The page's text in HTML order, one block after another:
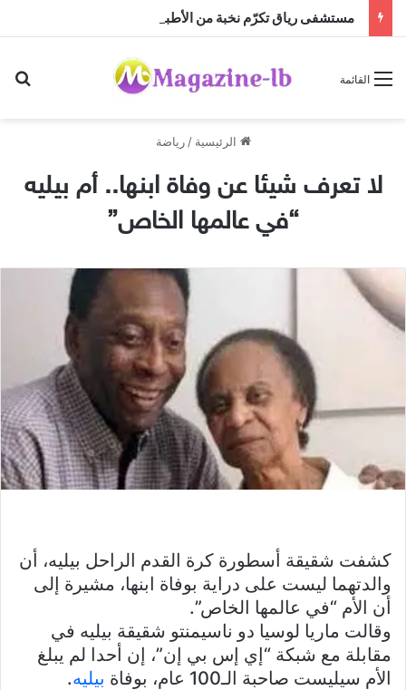
مستشفى رياق تكرّم نخبة من الأطباء الرواد
القائمة
الرئيسية / رياضة
لا تعرف شيئا عن وفاة ابنها.. أم بيليه
“في عالمها الخاص”
كشفت شقيقة أسطورة كرة القدم الراحل بيليه، أن
والدتهما ليست على دراية بوفاة ابنها، مشيرة إلى
أن الأم “في عالمها الخاص”.
وقالت ماريا لوسيا دو ناسيمنتو شقيقة بيليه في
مقابلة مع شبكة “إي إس بي إن”، إن أحدا لم يبلغ
الأم سيليست صاحبة الـ100 عام، بوفاة
بيليه.